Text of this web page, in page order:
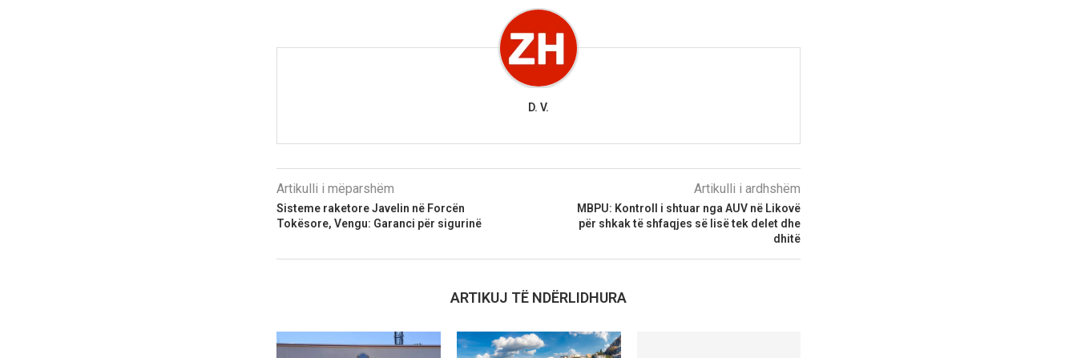
D. V.
Artikulli i mëparshëm
Sisteme raketore Javelin në Forcën
Tokësore, Vengu: Garanci për sigurinë
Artikulli i ardhshëm
MBPU: Kontroll i shtuar nga AUV në Likovë
për shkak të shfaqjes së lisë tek delet dhe
dhitë
ARTIKUJ TË NDËRLIDHURA